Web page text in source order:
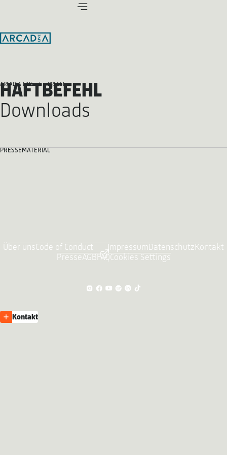
ARCADIA LIVE PRESSE
HAFTBEFEHL
Downloads
PRESSEMATERIAL
Über unsCode of Conduct ImpressumDatenschutzKontakt
PresseAGBFAQCookies Settings
Kontakt